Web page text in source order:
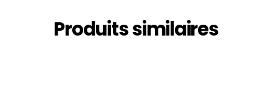
Produits similaires